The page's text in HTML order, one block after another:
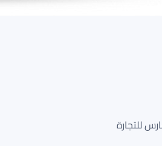
للتجارة